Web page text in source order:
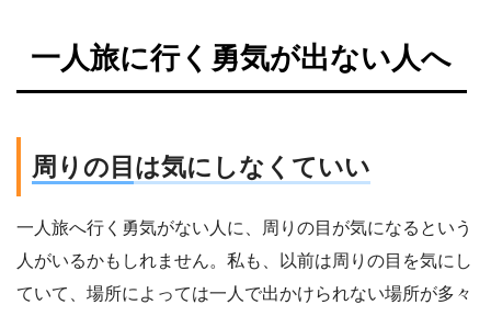
一人旅に行く勇気が出ない人へ
周りの目は気にしなくていい
一人旅へ行く勇気がない人に、周りの目が気になるという
人がいるかもしれません。私も、以前は周りの目を気にし
ていて、場所によっては一人で出かけられない場所が多々